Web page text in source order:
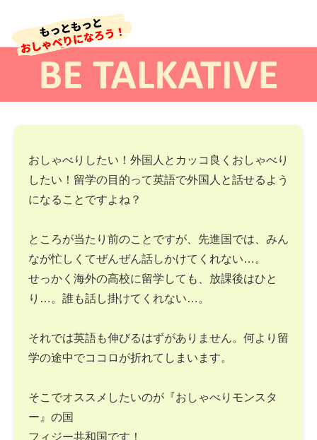
おしゃべりしたい！外国人とカッコ良くおしゃべり
したい！留学の目的って英語で外国人と話せるよう
になることですよね？
ところが当たり前のことですが、先進国では、みん
なが忙しくてぜんぜん話しかけてくれない…。
せっかく海外の高校に留学しても、放課後はひと
り…。誰も話し掛けてくれない…。
それでは英語も伸びるはずがありません。何より留
学の途中でココロが折れてしまいます。
そこでオススメしたいのが『おしゃべりモンスタ
ー』の国
フィジー共和国です！